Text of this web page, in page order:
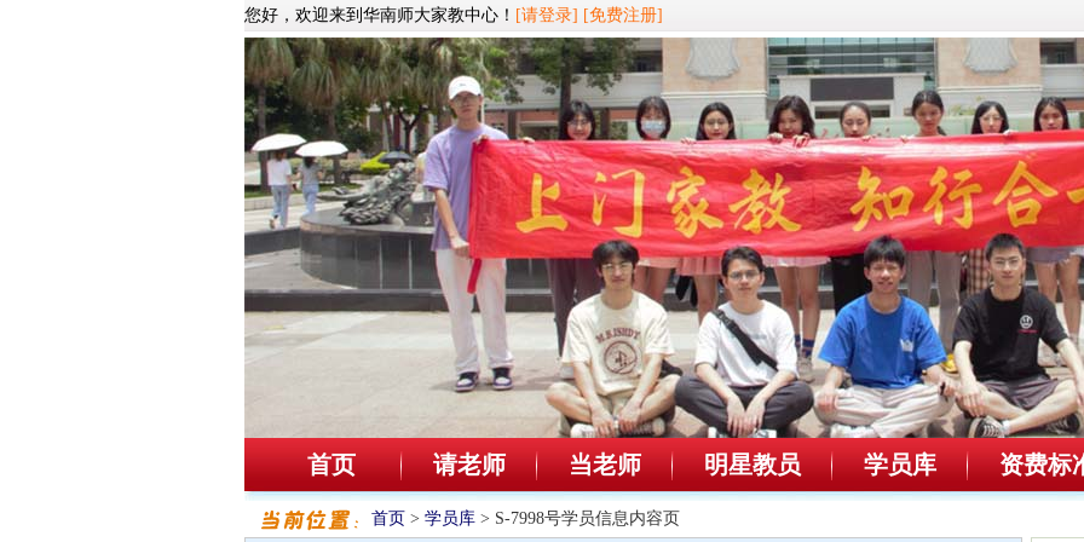
您好，欢迎来到华南师大家教中心！ [请登录] [免费注册]
首页 请老师 当老师 明星教员 学员库 资费标
首页 > 学员库 > S-7998号学员信息内容页